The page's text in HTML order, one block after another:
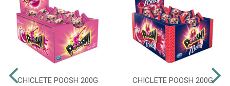
CHICLETE POOSH 200G
CHICLETE POOSH 200G